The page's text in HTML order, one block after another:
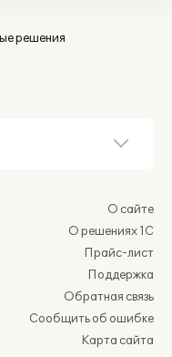
решения
О сайте
О решениях 1С
Прайс-лист
Поддержка
Обратная связь
Сообщить об ошибке
Карта сайта